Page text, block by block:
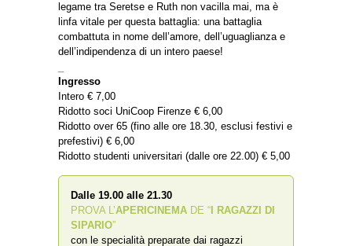
legame tra Seretse e Ruth non vacilla mai, ma è
linfa vitale per questa battaglia: una battaglia
combattuta in nome dell’amore, dell’uguaglianza e
dell’indipendenza di un intero paese!
Ingresso
Intero € 7,00
Ridotto soci UniCoop Firenze € 6,00
Ridotto over 65 (fino alle ore 18.30, esclusi festivi e
prefestivi) € 6,00
Ridotto studenti universitari (dalle ore 22.00) € 5,00
Dalle 19.00 alle 21.30
PROVA L’APERICINEMA DE “ I RAGAZZI DI
SIPARIO”
con le specialità preparate dai ragazzi